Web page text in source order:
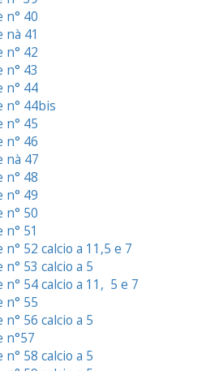
n° 40
nà 41
n° 42
n° 43
n° 44
n° 44bis
n° 45
n° 46
nà 47
n° 48
n° 49
n° 50
51
52 calcio a 11,5 e 7
53 calcio a 5
54 calcio a 11, 5 e 7
n° 55
56 calcio a 5
n°57
58 calcio a 5